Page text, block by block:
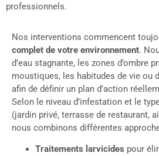
professionnels.
Nos interventions commencent
complet de votre environnement.
d’eau stagnante, les zones d’ombre
moustiques, les habitudes de vie ou
afin de définir un plan d’action
Selon le niveau d’infestation et le
(jardin privé, terrasse de restaurant,
nous combinons différentes
Traitements larvicides pour